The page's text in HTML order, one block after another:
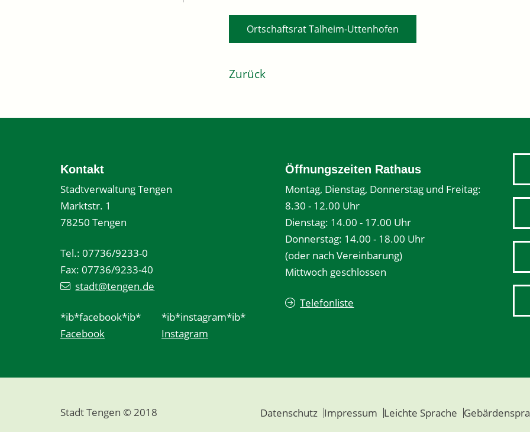
Ortschaftsrat Talheim-Uttenhofen
Zurück
Kontakt
Stadtverwaltung Tengen
Marktstr. 1
78250 Tengen
Tel.: 07736/9233-0
Fax: 07736/9233-40
stadt@tengen.de
*ib*facebook*ib*
Facebook
*ib*instagram*ib*
Instagram
Öffnungszeiten Rathaus
Montag, Dienstag, Donnerstag und Freitag:
8.30 - 12.00 Uhr
Dienstag: 14.00 - 17.00 Uhr
Donnerstag: 14.00 - 18.00 Uhr
(oder nach Vereinbarung)
Mittwoch geschlossen
Telefonliste
Stadt Tengen © 2018 Datenschutz Impressum Leichte Sprache